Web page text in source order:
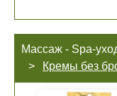
Массаж - Spa-
Кремы без